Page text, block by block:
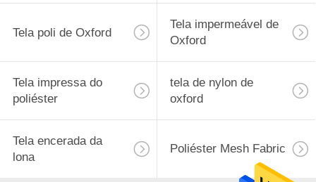
PEÇA
CITAÇÕES
MAPA
DO
SITE
Tela poli de Oxford
Tela impermeável de
Oxford
Tela impressa do
poliéster
tela de nylon de
oxford
Tela encerada da
lona
Poliéster Mesh Fabric